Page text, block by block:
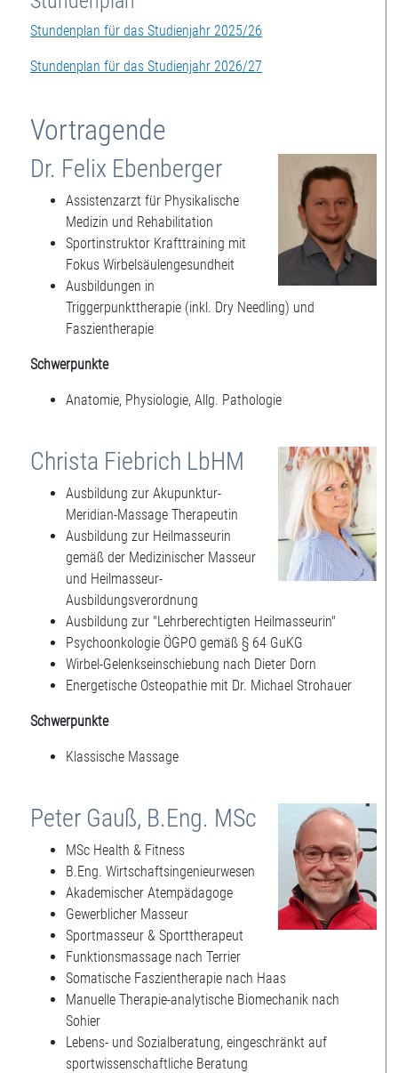
Stundenplan für das Studienjahr 2025/26
Stundenplan für das Studienjahr 2026/27
Vortragende
Dr. Felix Ebenberger
Assistenzarzt für Physikalische
Medizin und Rehabilitation
Sportinstruktor Krafttraining mit
Fokus Wirbelsäulengesundheit
Ausbildungen in
Triggerpunkttherapie (inkl. Dry Needling) und
Faszientherapie
Schwerpunkte
Anatomie, Physiologie, Allg. Pathologie
Christa Fiebrich LbHM
Ausbildung zur Akupunktur-
Meridian-Massage Therapeutin
Ausbildung zur Heilmasseurin
gemäß der Medizinischer Masseur
und Heilmasseur-
Ausbildungsverordnung
Ausbildung zur "Lehrberechtigten Heilmasseurin"
Psychoonkologie ÖGPO gemäß § 64 GuKG
Wirbel-Gelenkseinschiebung nach Dieter Dorn
Energetische Osteopathie mit Dr. Michael Strohauer
Schwerpunkte
Klassische Massage
Peter Gauß, B.Eng. MSc
MSc Health & Fitness
B.Eng. Wirtschaftsingenieurwesen
Akademischer Atempädagoge
Gewerblicher Masseur
Sportmasseur & Sporttherapeut
Funktionsmassage nach Terrier
Somatische Faszientherapie nach Haas
Manuelle Therapie-analytische Biomechanik nach
Sohier
Lebens- und Sozialberatung, eingeschränkt auf
sportwissenschaftliche Beratung